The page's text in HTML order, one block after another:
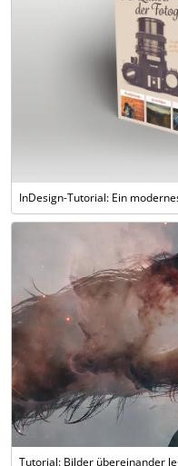
InDesign-Tutorial: Ein
Tutorial: Bilder übereinander